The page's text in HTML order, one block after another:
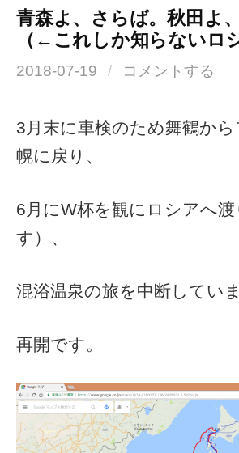
青森よ、さらば。秋田よ
（←これしか知らないロ
2018-07-19 / コメントする
3月末に車検のため舞鶴か
幌に戻り、
6月にW杯を観にロシアへ
す）、
混浴温泉の旅を中断してい
再開です。